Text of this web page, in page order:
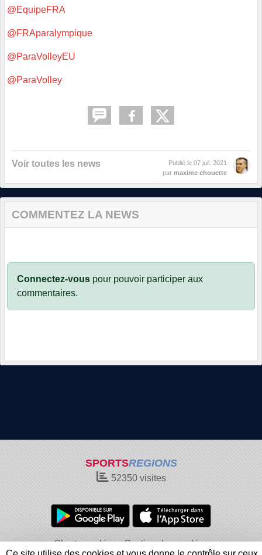
@EquipeFRA
@FRAparalympique
@ParaVolleyEU
@ParaVolley
Voir toutes les news Publié le 07 juil. 2021
par maxime chouette
COMMENTEZ LA NEWS
Connectez-vous pour pouvoir participer aux
commentaires.
SPORTSREGIONS
52350visites
Charte cookies
Gestion des cookies